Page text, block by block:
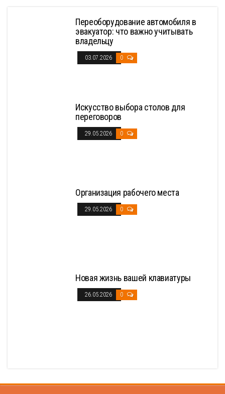
Переоборудование автомобиля в
эвакуатор: что важно учитывать
владельцу
03.07.2026 0
Искусство выбора столов для
переговоров
29.05.2026 0
Организация рабочего места
29.05.2026 0
Новая жизнь вашей клавиатуры
26.05.2026 0